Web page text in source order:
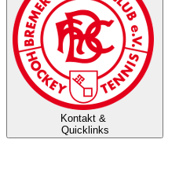
Kontakt &
Quicklinks